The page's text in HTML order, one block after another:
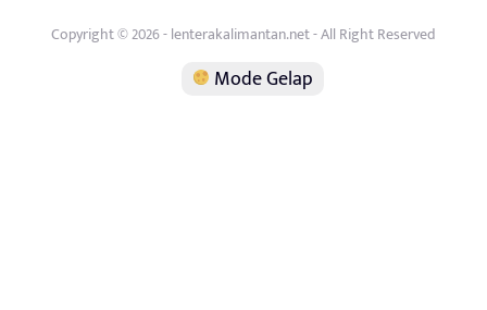
Copyright © 2026 - lenterakalimantan.net - All Right Reserved
Mode Gelap